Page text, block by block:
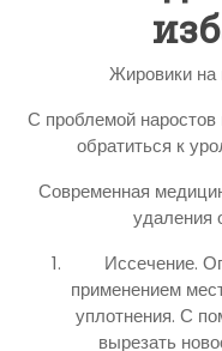
Жировики на
С проблемой
обратиться к
Современная
удаления
Иссечение.
применением
уплотнения. С
вырезать